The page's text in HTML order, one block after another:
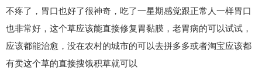
不疼了，胃口也好了很神奇，吃了一星期感觉跟正常人一样胃口
也非常好，这个草应该能直接修复胃黏膜，老胃病的可以试试，
应该都能治愈，没在农村的城市的可以去拼多多或者淘宝应该都
有卖这个草的直接搜饿积草就可以